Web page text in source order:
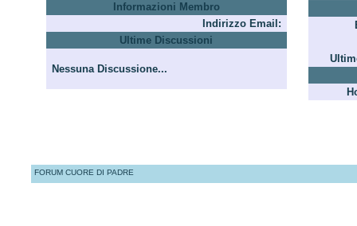
Informazioni Membro
Indirizzo Email:
Ultime Discussioni
Nessuna Discussione...
FORUM CUORE DI PADRE